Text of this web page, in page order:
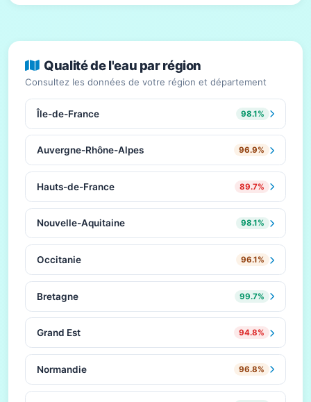
Qualité de l'eau par région
Consultez les données de votre région et département
Île-de-France 98.1%
Auvergne-Rhône-Alpes 96.9%
Hauts-de-France 89.7%
Nouvelle-Aquitaine 98.1%
Occitanie 96.1%
Bretagne 99.7%
Grand Est 94.8%
Normandie 96.8%